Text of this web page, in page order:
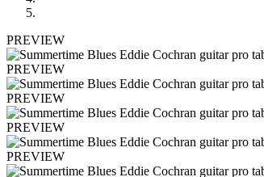
PREVIEW
PREVIEW
PREVIEW
PREVIEW
PREVIEW